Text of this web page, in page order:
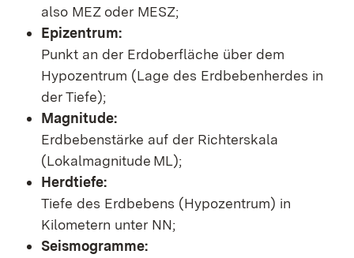
also MEZ oder MESZ;
Epizentrum:
Punkt an der Erdoberfläche über dem
Hypozentrum (Lage des Erdbebenherdes in
der Tiefe);
Magnitude:
Erdbebenstärke auf der Richterskala
(Lokalmagnitude ML);
Herdtiefe:
Tiefe des Erdbebens (Hypozentrum) in
Kilometern unter NN;
Seismogramme: